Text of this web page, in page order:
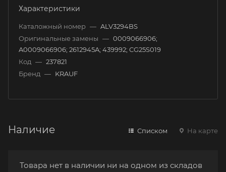
Характеристики
Каталожный номер — ALV3294BS
Оригинальные замены — 0009066906;
A0009066906; 2612945A; 439992; CG25S019
Код — 237821
Бренд — KRAUF
Наличие Списком На карте
Товара нет в наличии ни на одном из складов